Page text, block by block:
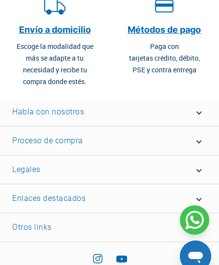
Envío a domicilio
Escoge la modalidad que
más se adapte a tu
necesidad y recibe tu
compra donde estés.
Métodos de pago
Paga con
tarjetas crédito, débito,
PSE y contra entrega
Habla con nosotros
Proceso de compra
Legales
Enlaces destacados
Otros links